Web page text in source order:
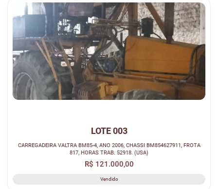
LOTE 003
CARREGADEIRA VALTRA BM85-4, ANO 2006, CHASSI BM854627911, FROTA
817, HORAS TRAB. 52918. (USA)
R$ 121.000,00
Vendido